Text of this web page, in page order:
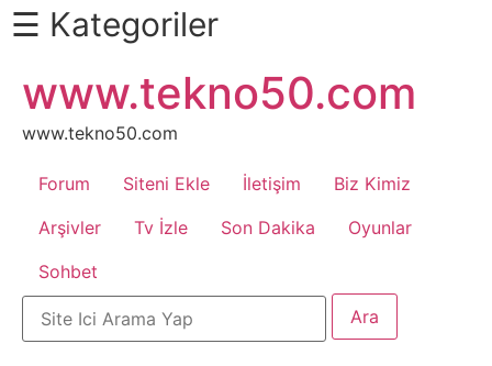
Daha
Fazlası
İçin
Kaydır
Android
Apk
Arabalar
☰ Kategoriler
atla
www.tekno50.com
www.tekno50.com
Forum Siteni Ekle İletişim
Biz Kimiz
Arşivler
Tv İzle Son Dakika
Oyunlar
Sohbet